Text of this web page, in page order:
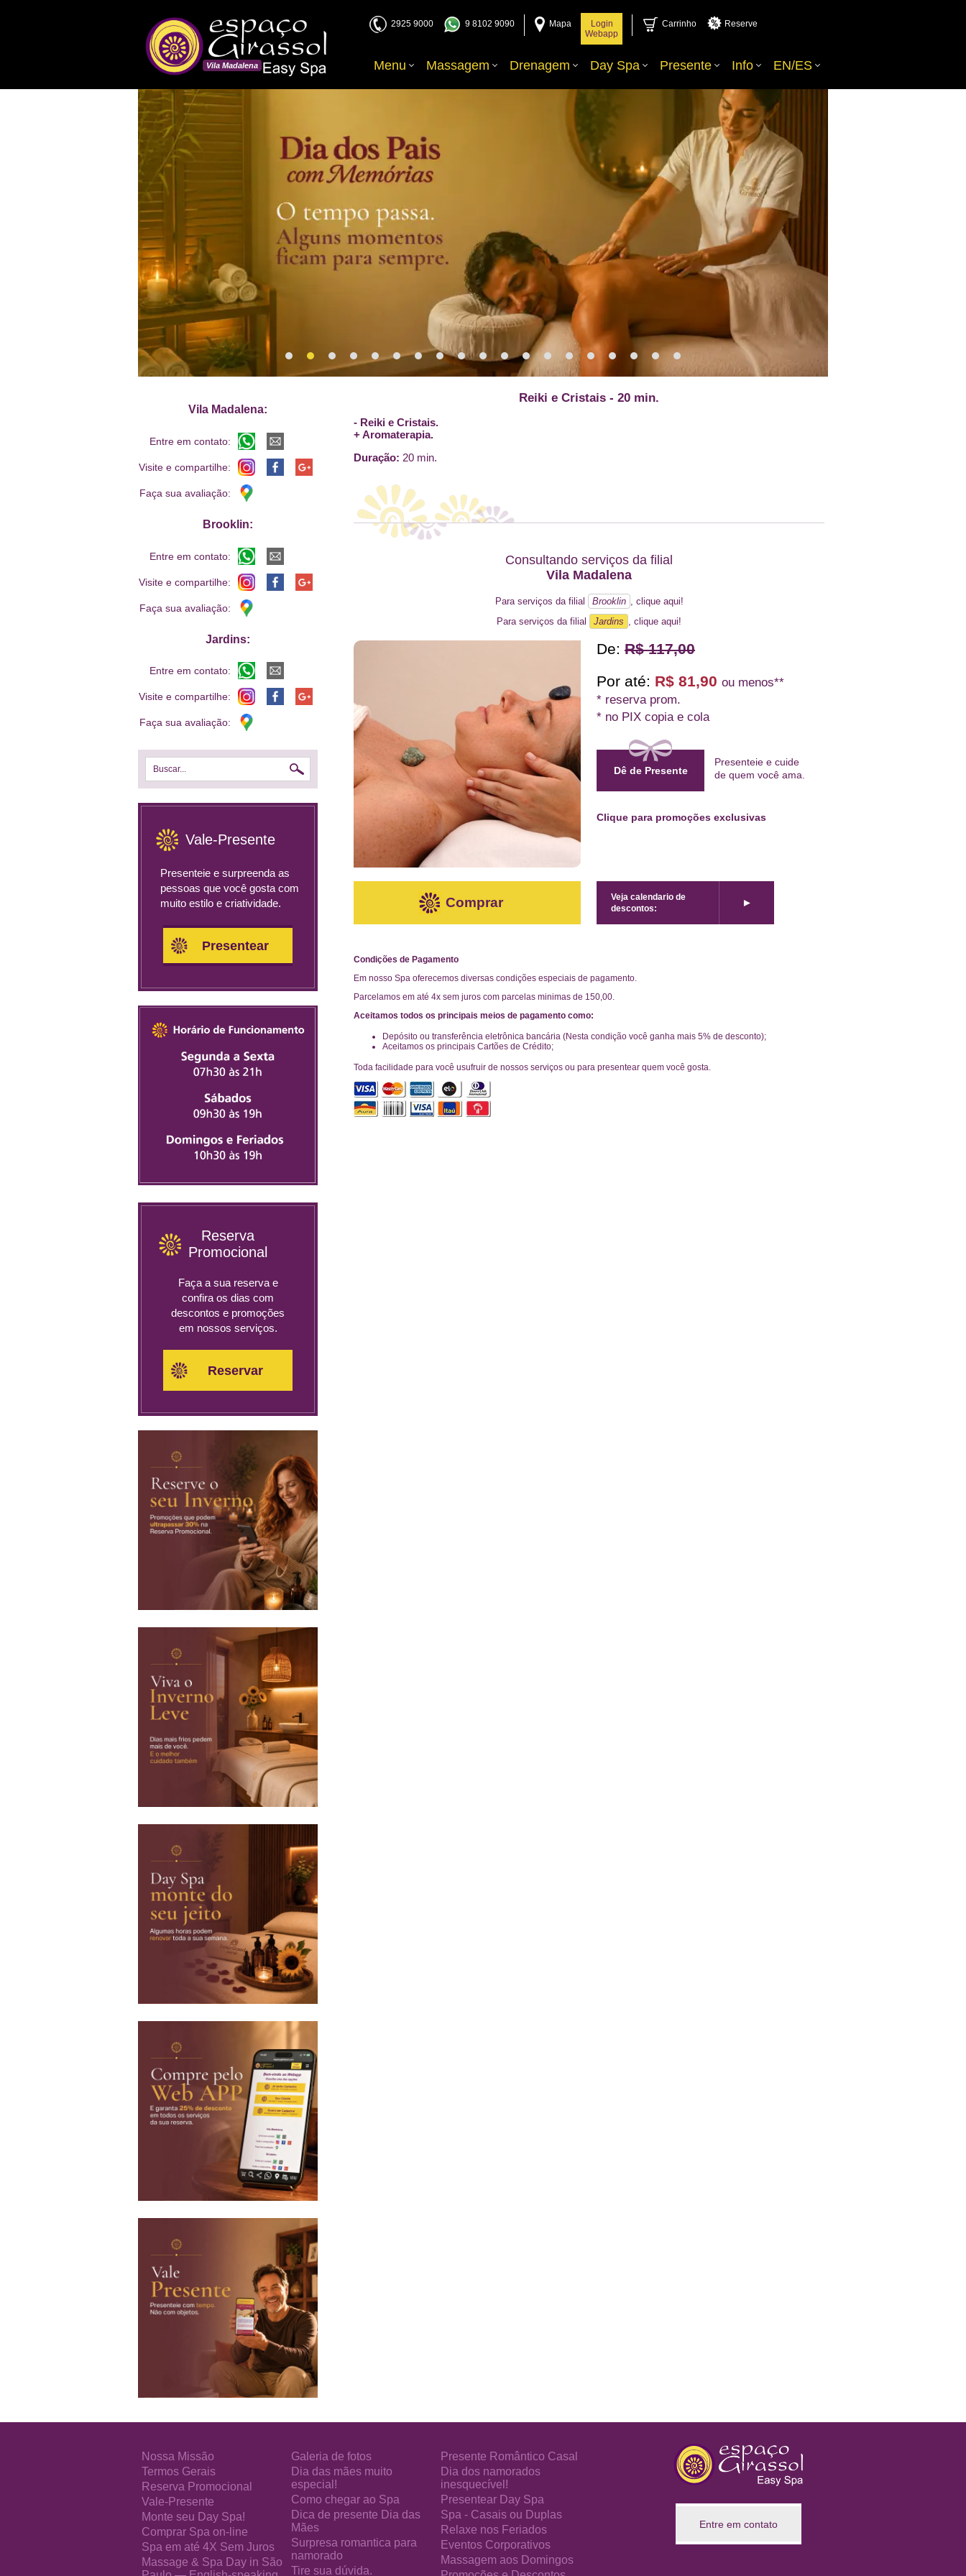
Vila Madalena
2925 9000 9 8102 9090 Mapa
Login
Webapp
Carrinho Reserve
Menu Massagem Drenagem Day Spa Presente Info EN/ES
Reiki e Cristais - 20 min.
- Reiki e Cristais.
+ Aromaterapia.
Duração: 20 min.
Consultando serviços da filial
Vila Madalena
Para serviços da filial Brooklin , clique aqui!
Para serviços da filial
Jardins , clique aqui!
De: R$ 117,00
Por até: R$ 81,90 ou menos**
* reserva prom.
* no PIX copia e cola
Dê de Presente
Presenteie e cuide
de quem você ama
Clique para promoções exclusivas
Comprar
Veja calendario de
descontos:
►
Condições de Pagamento
Em nosso Spa oferecemos diversas condições especiais de pagamento.
Parcelamos em até 4x sem juros com parcelas minimas de 150,00.
Aceitamos todos os principais meios de pagamento como:
Depósito ou transferência eletrônica bancária (Nesta condição você ganha mais 5% de desconto);
Aceitamos os principais Cartões de Crédito;
Toda facilidade para você usufruir de nossos serviços ou para presentear quem você gosta.
Vila Madalena:
Entre em contato:
Visite e compartilhe:
Faça sua avaliação:
Brooklin:
Entre em contato:
Visite e compartilhe:
Faça sua avaliação:
Jardins:
Entre em contato:
Visite e compartilhe:
Faça sua avaliação:
Buscar...
Vale-Presente
Presenteie e surpreenda as
pessoas que você gosta com
muito estilo e criatividade.
Presentear
Reserva
Promocional
Faça a sua reserva e
confira os dias com
descontos e promoções
em nossos serviços.
Reservar
Nossa Missão
Termos Gerais
Reserva Promocional
Vale-Presente
Monte seu Day Spa!
Comprar Spa on-line
Spa em até 4X Sem Juros
Massage & Spa Day in São
Galeria de fotos
Dia das mães muito
especial!
Como chegar ao Spa
Dica de presente Dia das
Mães
Surpresa romantica para
namorado
Tire sua dúvida.
Presente Romântico Casal
Dia dos namorados
inesquecível!
Presentear Day Spa
Spa - Casais ou Duplas
Relaxe nos Feriados
Eventos Corporativos
Massagem aos Domingos
Entre em contato